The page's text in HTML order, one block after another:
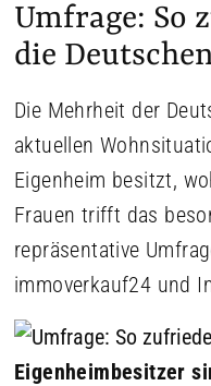
Umfrage: So
die
Die Mehrheit der
aktuellen
Eigenheim besitzt,
Frauen trifft das
repräsentative
immoverkauf24 und
Eigenheimbesitzer